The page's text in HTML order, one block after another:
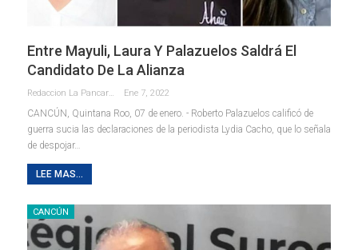
Entre Mayuli, Laura Y Palazuelos Saldrá El
Candidato De La Alianza
Redaccion La Pancarta De Quintana Roo Ene 7, 2022
CANCÚN, Quintana Roo, 07 de enero. - Roberto Palazuelos calificó de
guerra sucia las declaraciones de la periodista Lydia Cacho, que lo señala
de despojar…
LEE MAS...
CANCÚN